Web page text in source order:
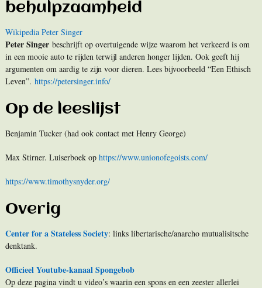
behulpzaamheid
Wikipedia Peter Singer
Peter Singerbeschrijft op overtuigende wijze waarom het verkeerd is om
in een mooie auto te rijden terwijl anderen honger lijden. Ook geeft hij
argumenten om aardig te zijn voor dieren. Lees bijvoorbeeld “Een Ethisch
Leven”. https://petersinger.info/
Op de leeslijst
Benjamin Tucker (had ook contact met Henry George)
Max Stirner. Luiserboek op https://www.unionofegoists.com/
https://www.timothysnyder.org/
Overig
Center for a Stateless Society: links libertarische/anarcho mutualisitsche
denktank.
Officieel Youtube-kanaal Spongebob
Op deze pagina vindt u video’s waarin een spons en een zeester allerlei